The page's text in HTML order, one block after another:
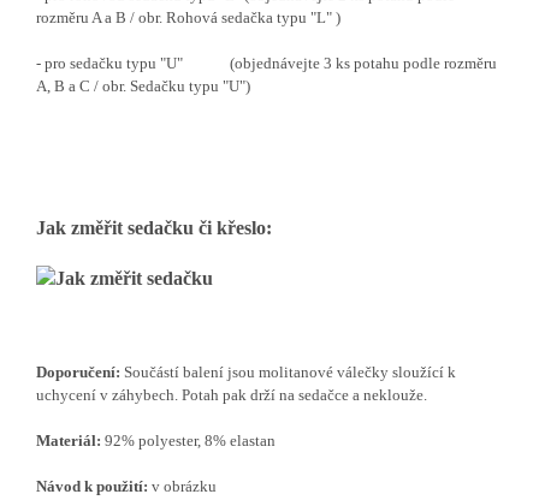
rozměru A a B / obr. Rohová sedačka typu "L" )
- pro sedačku typu "U" (objednávejte 3 ks potahu podle rozměru
A, B a C / obr. Sedačku typu "U")
Jak změřit sedačku či křeslo:
Doporučení: Součástí balení jsou molitanové válečky sloužící k
uchycení v záhybech. Potah pak drží na sedačce a neklouže.
Materiál: 92% polyester, 8% elastan
Návod k použití: v obrázku